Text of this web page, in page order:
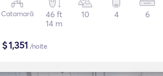
Catamarã
46 ft
14 m
10 4 6
$1,351 /noite